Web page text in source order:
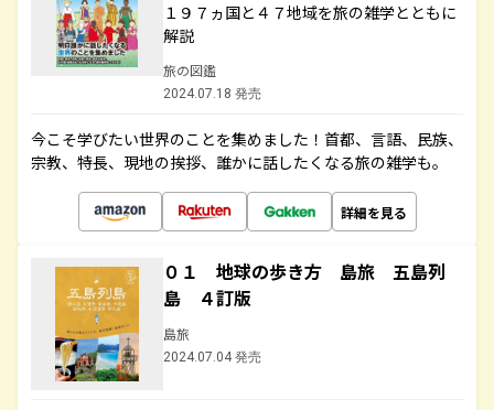
１９７ヵ国と４７地域を旅の雑学とともに
解説
旅の図鑑
2024.07.18 発売
今こそ学びたい世界のことを集めました！首都、言語、民族、
宗教、特長、現地の挨拶、誰かに話したくなる旅の雑学も。
詳細を見る
０１ 地球の歩き方 島旅 五島列
島 ４訂版
島旅
2024.07.04 発売